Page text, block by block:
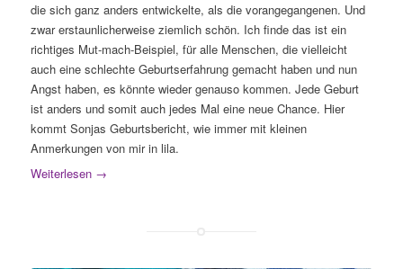
die sich ganz anders entwickelte, als die vorangegangenen. Und
zwar erstaunlicherweise ziemlich schön. Ich finde das ist ein
richtiges Mut-mach-Beispiel, für alle Menschen, die vielleicht
auch eine schlechte Geburtserfahrung gemacht haben und nun
Angst haben, es könnte wieder genauso kommen. Jede Geburt
ist anders und somit auch jedes Mal eine neue Chance. Hier
kommt Sonjas Geburtsbericht, wie immer mit kleinen
Anmerkungen von mir in lila.
Weiterlesen→